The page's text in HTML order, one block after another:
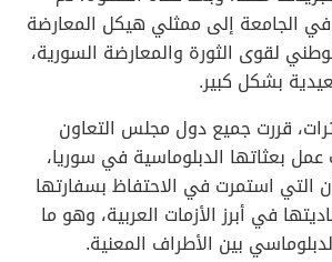
الجامعة إلى ممثلي هيكل المعارضة
لقوى الثورة والمعارضة السورية،
بشكل كبير.
قررت جميع دول مجلس التعاون
بعثاتها الدبلوماسية في سوريا،
التي استمرت في الاحتفاظ بسفارتها
في أبرز الأزمات العربية، وهو ما
بين الأطراف المعنية.